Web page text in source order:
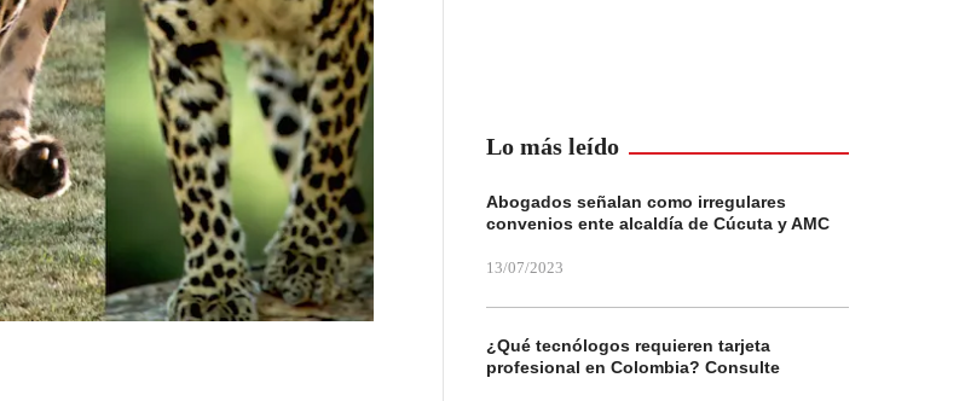
Lo más leído
Abogados señalan como irregulares
convenios ente alcaldía de Cúcuta y AMC
13/07/2023
¿Qué tecnólogos requieren tarjeta
profesional en Colombia? Consulte